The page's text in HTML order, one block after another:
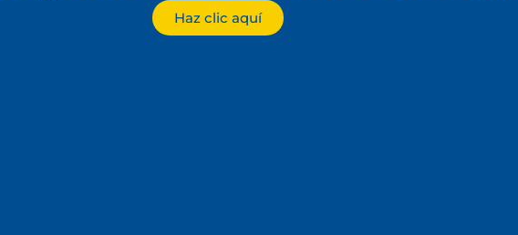
Haz clic aquí